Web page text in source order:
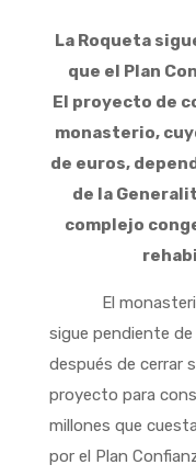
La Roqueta
que el Plan
El proyecto de
monasterio,
de euros,
de la
complejo
El monasterio
sigue pendiente
después de cerrar
proyecto para
millones que
por el Plan